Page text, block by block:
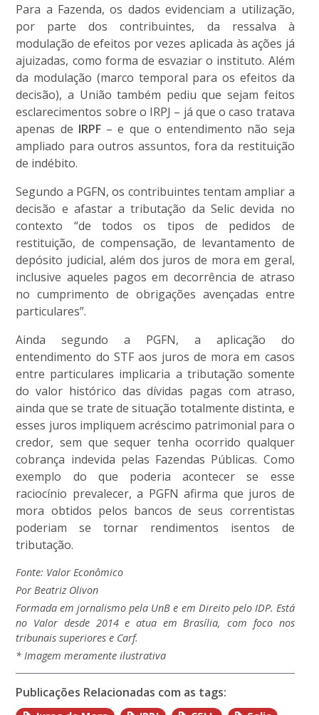
Para a Fazenda, os dados evidenciam a utilização,
por parte dos contribuintes, da ressalva à
modulação de efeitos por vezes aplicada às ações já
ajuizadas, como forma de esvaziar o instituto. Além
da modulação (marco temporal para os efeitos da
decisão), a União também pediu que sejam feitos
esclarecimentos sobre o IRPJ – já que o caso tratava
apenas de IRPF– e que o entendimento não seja
ampliado para outros assuntos, fora da restituição
de indébito.
Segundo a PGFN, os contribuintes tentam ampliar a
decisão e afastar a tributação da Selic devida no
contexto “de todos os tipos de pedidos de
restituição, de compensação, de levantamento de
depósito judicial, além dos juros de mora em geral,
inclusive aqueles pagos em decorrência de atraso
no cumprimento de obrigações avençadas entre
particulares”.
Ainda segundo a PGFN, a aplicação do
entendimento do STF aos juros de mora em casos
entre particulares implicaria a tributação somente
do valor histórico das dívidas pagas com atraso,
ainda que se trate de situação totalmente distinta, e
esses juros impliquem acréscimo patrimonial para o
credor, sem que sequer tenha ocorrido qualquer
cobrança indevida pelas Fazendas Públicas. Como
exemplo do que poderia acontecer se esse
raciocínio prevalecer, a PGFN afirma que juros de
mora obtidos pelos bancos de seus correntistas
poderiam se tornar rendimentos isentos de
tributação.
Fonte: Valor Econômico
Por Beatriz Olivon
Formada em jornalismo pela UnB e em Direito pelo IDP. Está
no Valor desde 2014 e atua em Brasília, com foco nos
tribunais superiores e Carf.
* Imagem meramente ilustrativa
Publicações Relacionadas com as tags: